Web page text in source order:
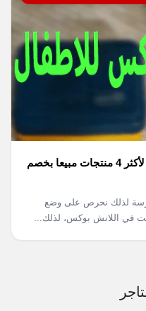
افكار لانش بوكس للاطفال عملية لأكثر 4 منتجات مبيعا بخصم
لذلك نحرص على وضع
في اللانش بوكس، لذلك...